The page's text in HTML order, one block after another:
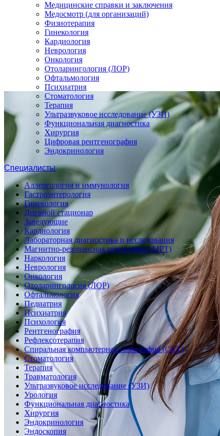
Медицинские справки и заключения
Медосмотр (для организаций)
Физиотерапия
Гинекология
Кардиология
Неврология
Онкология
Отоларингология (ЛОР)
Офтальмология
Психиатрия
Стоматология
Терапия
Ультразвуковое исследование (УЗИ)
Функциональная диагностика
Хирургия
Цифровая рентгенография
Эндокринология
Специалисты
Аллергология и иммунология
Гастроэнтерология
Гинекология
Дневной стационар
Заведующие
Кардиология
Лабораторная диагностика и исследования
Магнитно-резонансная томография (МРТ)
Наркология
Неврология
Онкология
Отоларингология (ЛОР)
Офтальмология
Педиатрия
Психиатрия
Психология
Рентгенография
Рефлексотерапия
Спиральная компьютерная томография (СКТ)
Стоматология
Терапия
Травматология
Ультразвуковое исследование (УЗИ)
Урология
Функциональная диагностика
Хирургия
Эндокринология
Эндоскопия